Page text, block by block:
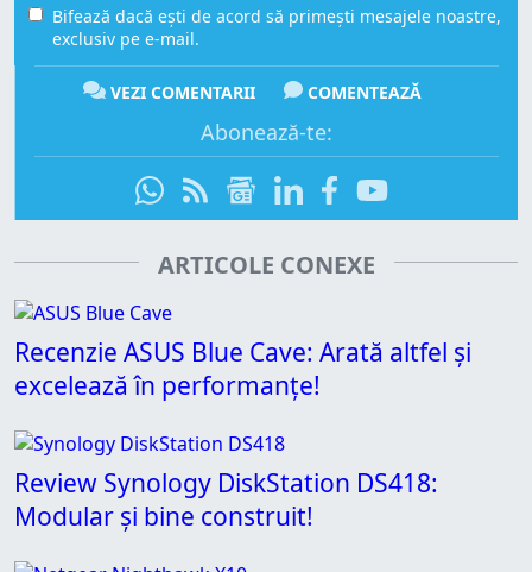
Bifează dacă ești de acord să primești mesajele noastre,
exclusiv pe e-mail.
VEZI COMENTARII COMENTEAZĂ
Abonează-te:
ARTICOLE CONEXE
Recenzie ASUS Blue Cave: Arată altfel și
excelează în performanțe!
Review Synology DiskStation DS418:
Modular și bine construit!